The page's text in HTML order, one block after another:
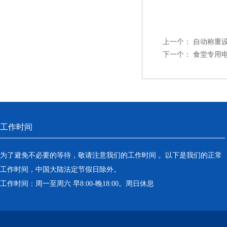
上一个：
自动称重
下一个：
食堂专用
工作时间
为了避免不必要的等待，敬请注意我们的工作时间 。以下是我们的正常
工作时间，中国大陆法定节假日除外。
工作时间：周一至周六 早8:00-晚18:00。周日休息